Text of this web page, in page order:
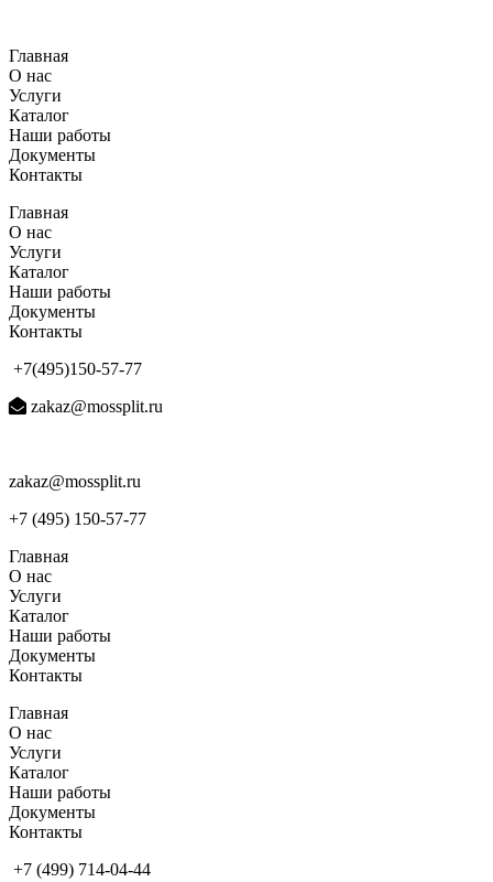
содержимому
Главная
О нас
Услуги
Каталог
Наши работы
Документы
Контакты
Главная
О нас
Услуги
Каталог
Наши работы
Документы
Контакты
+7(495)150-57-77
zakaz@mossplit.ru
zakaz@mossplit.ru
+7 (495) 150-57-77
Главная
О нас
Услуги
Каталог
Наши работы
Документы
Контакты
Главная
О нас
Услуги
Каталог
Наши работы
Документы
Контакты
+7 (499) 714-04-44